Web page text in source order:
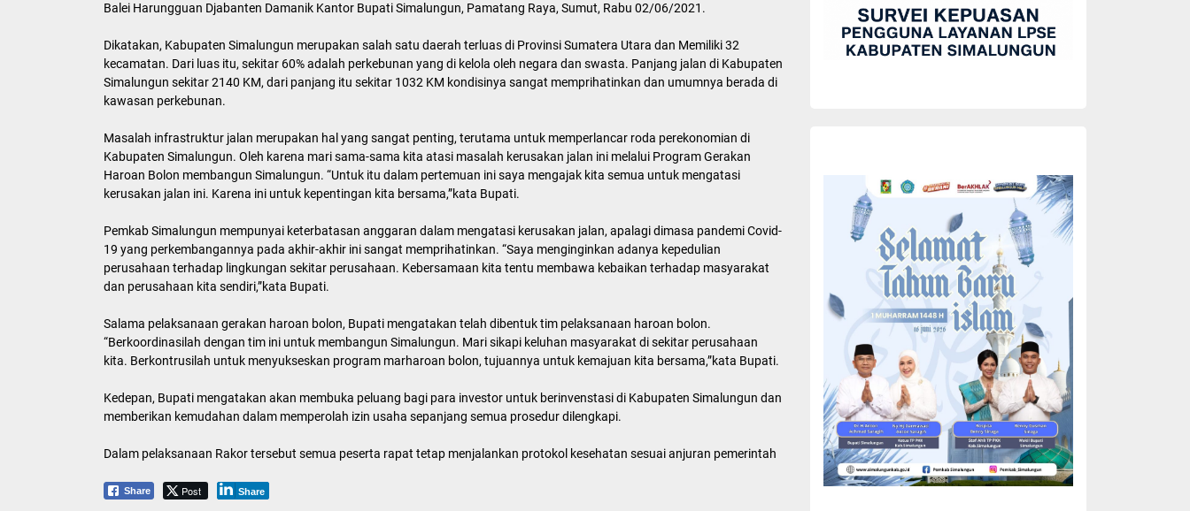
Balei Harungguan Djabanten Damanik Kantor Bupati Simalungun, Pamatang Raya, Sumut, Rabu 02/06/2021.
Dikatakan, Kabupaten Simalungun merupakan salah satu daerah terluas di Provinsi Sumatera Utara dan Memiliki 32
kecamatan. Dari luas itu, sekitar 60% adalah perkebunan yang di kelola oleh negara dan swasta. Panjang jalan di Kabupaten
Simalungun sekitar 2140 KM, dari panjang itu sekitar 1032 KM kondisinya sangat memprihatinkan dan umumnya berada di
kawasan perkebunan.
Masalah infrastruktur jalan merupakan hal yang sangat penting, terutama untuk memperlancar roda perekonomian di
Kabupaten Simalungun. Oleh karena mari sama-sama kita atasi masalah kerusakan jalan ini melalui Program Gerakan
Haroan Bolon membangun Simalungun. “Untuk itu dalam pertemuan ini saya mengajak kita semua untuk mengatasi
kerusakan jalan ini. Karena ini untuk kepentingan kita bersama,”kata Bupati.
Pemkab Simalungun mempunyai keterbatasan anggaran dalam mengatasi kerusakan jalan, apalagi dimasa pandemi Covid-
19 yang perkembangannya pada akhir-akhir ini sangat memprihatinkan. “Saya menginginkan adanya kepedulian
perusahaan terhadap lingkungan sekitar perusahaan. Kebersamaan kita tentu membawa kebaikan terhadap masyarakat
dan perusahaan kita sendiri,”kata Bupati.
Salama pelaksanaan gerakan haroan bolon, Bupati mengatakan telah dibentuk tim pelaksanaan haroan bolon.
“Berkoordinasilah dengan tim ini untuk membangun Simalungun. Mari sikapi keluhan masyarakat di sekitar perusahaan
kita. Berkontrusilah untuk menyukseskan program marharoan bolon, tujuannya untuk kemajuan kita bersama,”kata Bupati.
Kedepan, Bupati mengatakan akan membuka peluang bagi para investor untuk berinvenstasi di Kabupaten Simalungun dan
memberikan kemudahan dalam memperolah izin usaha sepanjang semua prosedur dilengkapi.
Dalam pelaksanaan Rakor tersebut semua peserta rapat tetap menjalankan protokol kesehatan sesuai anjuran pemerintah
Share Post Share